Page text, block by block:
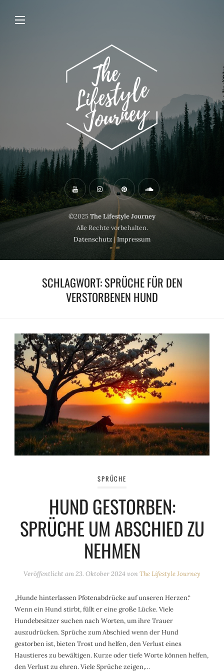
©2025The Lifestyle Journey
Alle Rechte vorbehalten.
Datenschutz|Impressum
SCHLAGWORT:SPRÜCHE FÜR DEN
VERSTORBENEN HUND
SPRÜCHE
HUND GESTORBEN:
SPRÜCHE UM ABSCHIED ZU
NEHMEN
Veröffentlicht am23. Oktober 2024 vonThe Lifestyle Journey
„Hunde hinterlassen Pfotenabdrücke auf unseren Herzen.“
Wenn ein Hund stirbt, füllt er eine große Lücke. Viele
Hundebesitzer suchen nach Worten, um ihre Trauer
auszudrücken. Sprüche zum Abschied wenn der Hund
gestorben ist, bieten Trost und helfen, den Verlust eines
Haustieres zu bewältigen. Kurze oder tiefe Worte können helfen,
den Verlust zu ehren. Viele Sprüche zeigen,…